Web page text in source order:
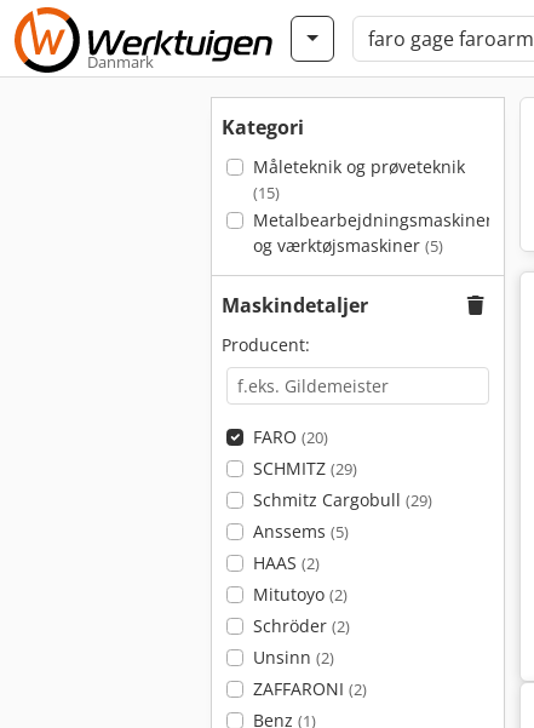
Danmark
Kategori
Måleteknik og prøveteknik
(15)
Metalbearbejdningsmaskiner
og værktøjsmaskiner (5)
Maskindetaljer
Producent:
FARO (20)
SCHMITZ (29)
Schmitz Cargobull (29)
Anssems (5)
HAAS (2)
Mitutoyo (2)
Schröder (2)
Unsinn (2)
ZAFFARONI (2)
Benz (1)